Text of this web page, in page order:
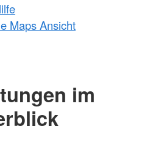
Maps Ansicht
im